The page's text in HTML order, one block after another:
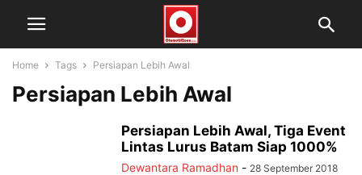
Home Tags Persiapan Lebih Awal
Persiapan Lebih Awal
Persiapan Lebih Awal, Tiga Event
Lintas Lurus Batam Siap 1000%
Dewantara Ramadhan - 28 September 2018